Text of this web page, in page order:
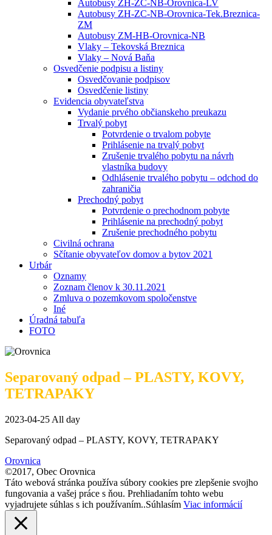
Autobusy ZH-ZC-NB-Orovnica-LV
Autobusy ZH-ZC-NB-Orovnica-Tek.Breznica-
ZM
Autobusy ZM-HB-Orovnica-NB
Vlaky – Tekovská Breznica
Vlaky – Nová Baňa
Osvedčenie podpisu a listiny
Osvedčovanie podpisov
Osvedčenie listiny
Evidencia obyvateľstva
Vydanie prvého občianskeho preukazu
Trvalý pobyt
Potvrdenie o trvalom pobyte
Prihlásenie na trvalý pobyt
Zrušenie trvalého pobytu na návrh
vlastníka budovy
Odhlásenie trvalého pobytu – odchod do
zahraničia
Prechodný pobyt
Potvrdenie o prechodnom pobyte
Prihlásenie na prechodný pobyt
Zrušenie prechodného pobytu
Civilná ochrana
Sčítanie obyvateľov domov a bytov 2021
Urbár
Oznamy
Zoznam členov k 30.11.2021
Zmluva o pozemkovom spoločenstve
Iné
Úradná tabuľa
FOTO
Separovaný odpad – PLASTY, KOVY,
TETRAPAKY
2023-04-25 All day
Separovaný odpad – PLASTY, KOVY, TETRAPAKY
Orovnica
©2017, Obec Orovnica
Táto webová stránka používa súbory cookies pre zlepšenie svojho
fungovania a vašej práce s ňou. Prehliadaním tohto webu
vyjadrujete súhlas s ich používaním..Súhlasím Viac informácií